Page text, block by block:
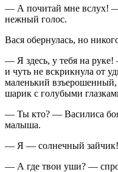
— А почитай мне вслух! —
нежный голос.
Вася обернулась, но
— Я здесь, у тебя на
и чуть не вскрикнула от
маленький
шарик с голубыми
— Ты кто? — Василиса
малыша.
— Я — солнечный
— А где твои уши? —